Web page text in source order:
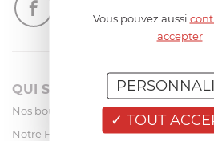
QUI SOMMES-NOUS?
Nos boutiques
Notre Histoire
Vous pouvez aussi
accepter
TOUT